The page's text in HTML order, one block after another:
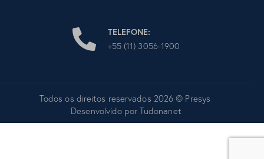
TELEFONE:
+55 (11) 3056-1900
Todos os direitos reservados 2026 © Presys
Desenvolvido por Tudonanet